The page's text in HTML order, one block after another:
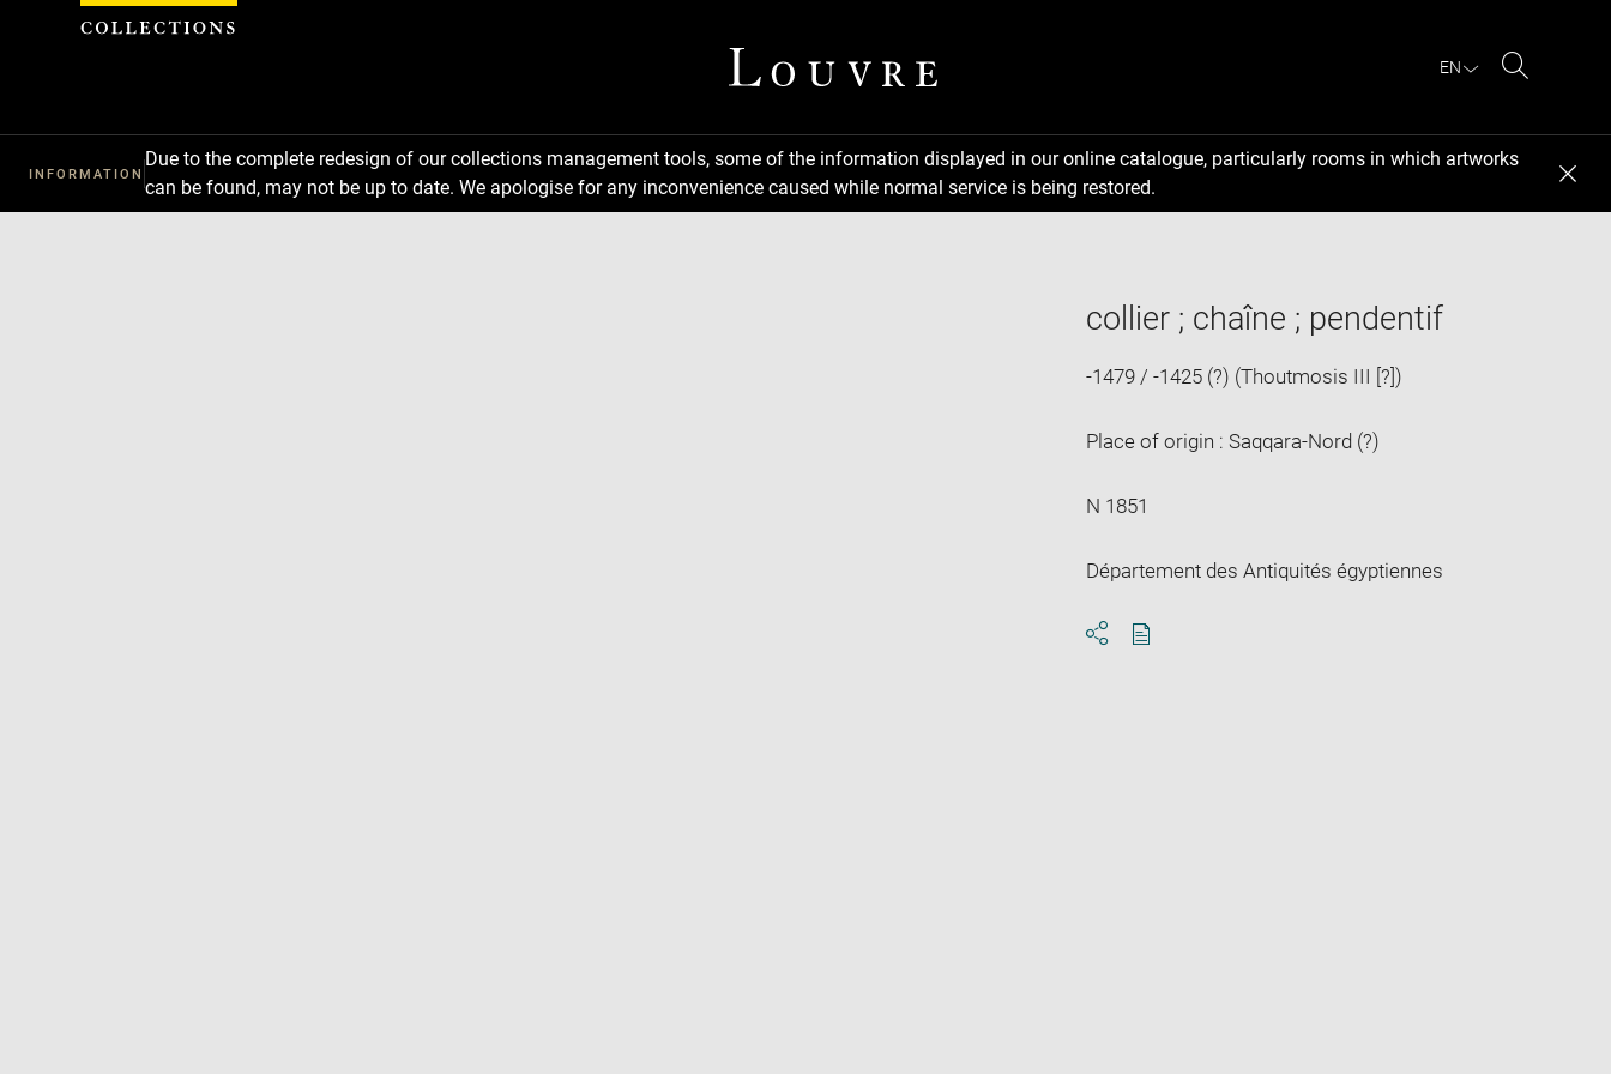
EN
INFORMATION
Due to the complete redesign of our collections management tools, some of the information displayed in our online catalogue, particularly rooms in which artworks
can be found, may not be up to date. We apologise for any inconvenience caused while normal service is being restored.
collier ; chaîne ; pendentif
-1479 / -1425 (?) (Thoutmosis III [?])
Place of origin : Saqqara-Nord (?)
N 1851
Département des Antiquités égyptiennes
Cookies management panel